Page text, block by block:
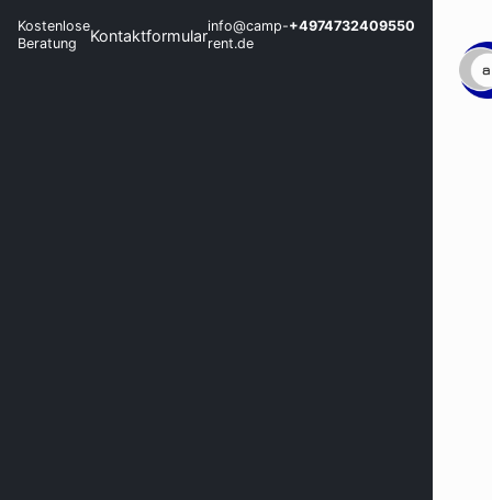
Kostenlose
Beratung
Kontaktformularinfo@camp-
rent.de
+4974732409550